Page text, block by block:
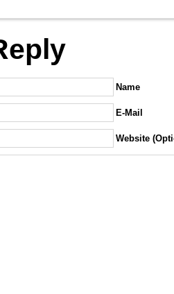
Name
E-Mail
Website